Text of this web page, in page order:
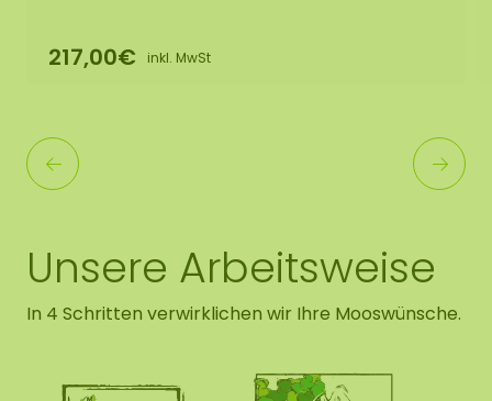
217,00€ inkl. MwSt
Unsere Arbeitsweise
In 4 Schritten verwirklichen wir Ihre Mooswünsche.